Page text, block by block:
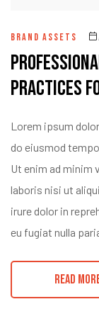
BRAND ASSETS
Practices
Lorem ipsum
do eiusmod
Ut enim ad minim
laboris nisi ut
irure dolor in
eu fugiat nulla
READ